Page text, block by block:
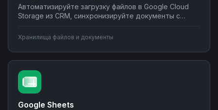
Автоматизируйте загрузку файлов в Google Cloud
Storage из CRM, синхронизируйте документы с
уведомления о новых файлах в мессенджеры.
Создавайте интеграции облачного хранилища без
программирования на Nodul.
Хранилища файлов и документы
Google Sheets